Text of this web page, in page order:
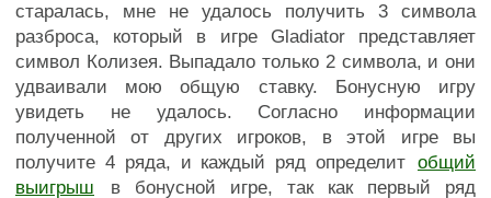
старалась, мне не удалось получить 3 символа
разброса, который в игре Gladiator представляет
символ Колизея. Выпадало только 2 символа, и они
удваивали мою общую ставку. Бонусную игру
увидеть не удалось. Согласно информации
полученной от других игроков, в этой игре вы
получите 4 ряда, и каждый ряд определит общий
выигрыш
в бонусной игре, так как первый ряд